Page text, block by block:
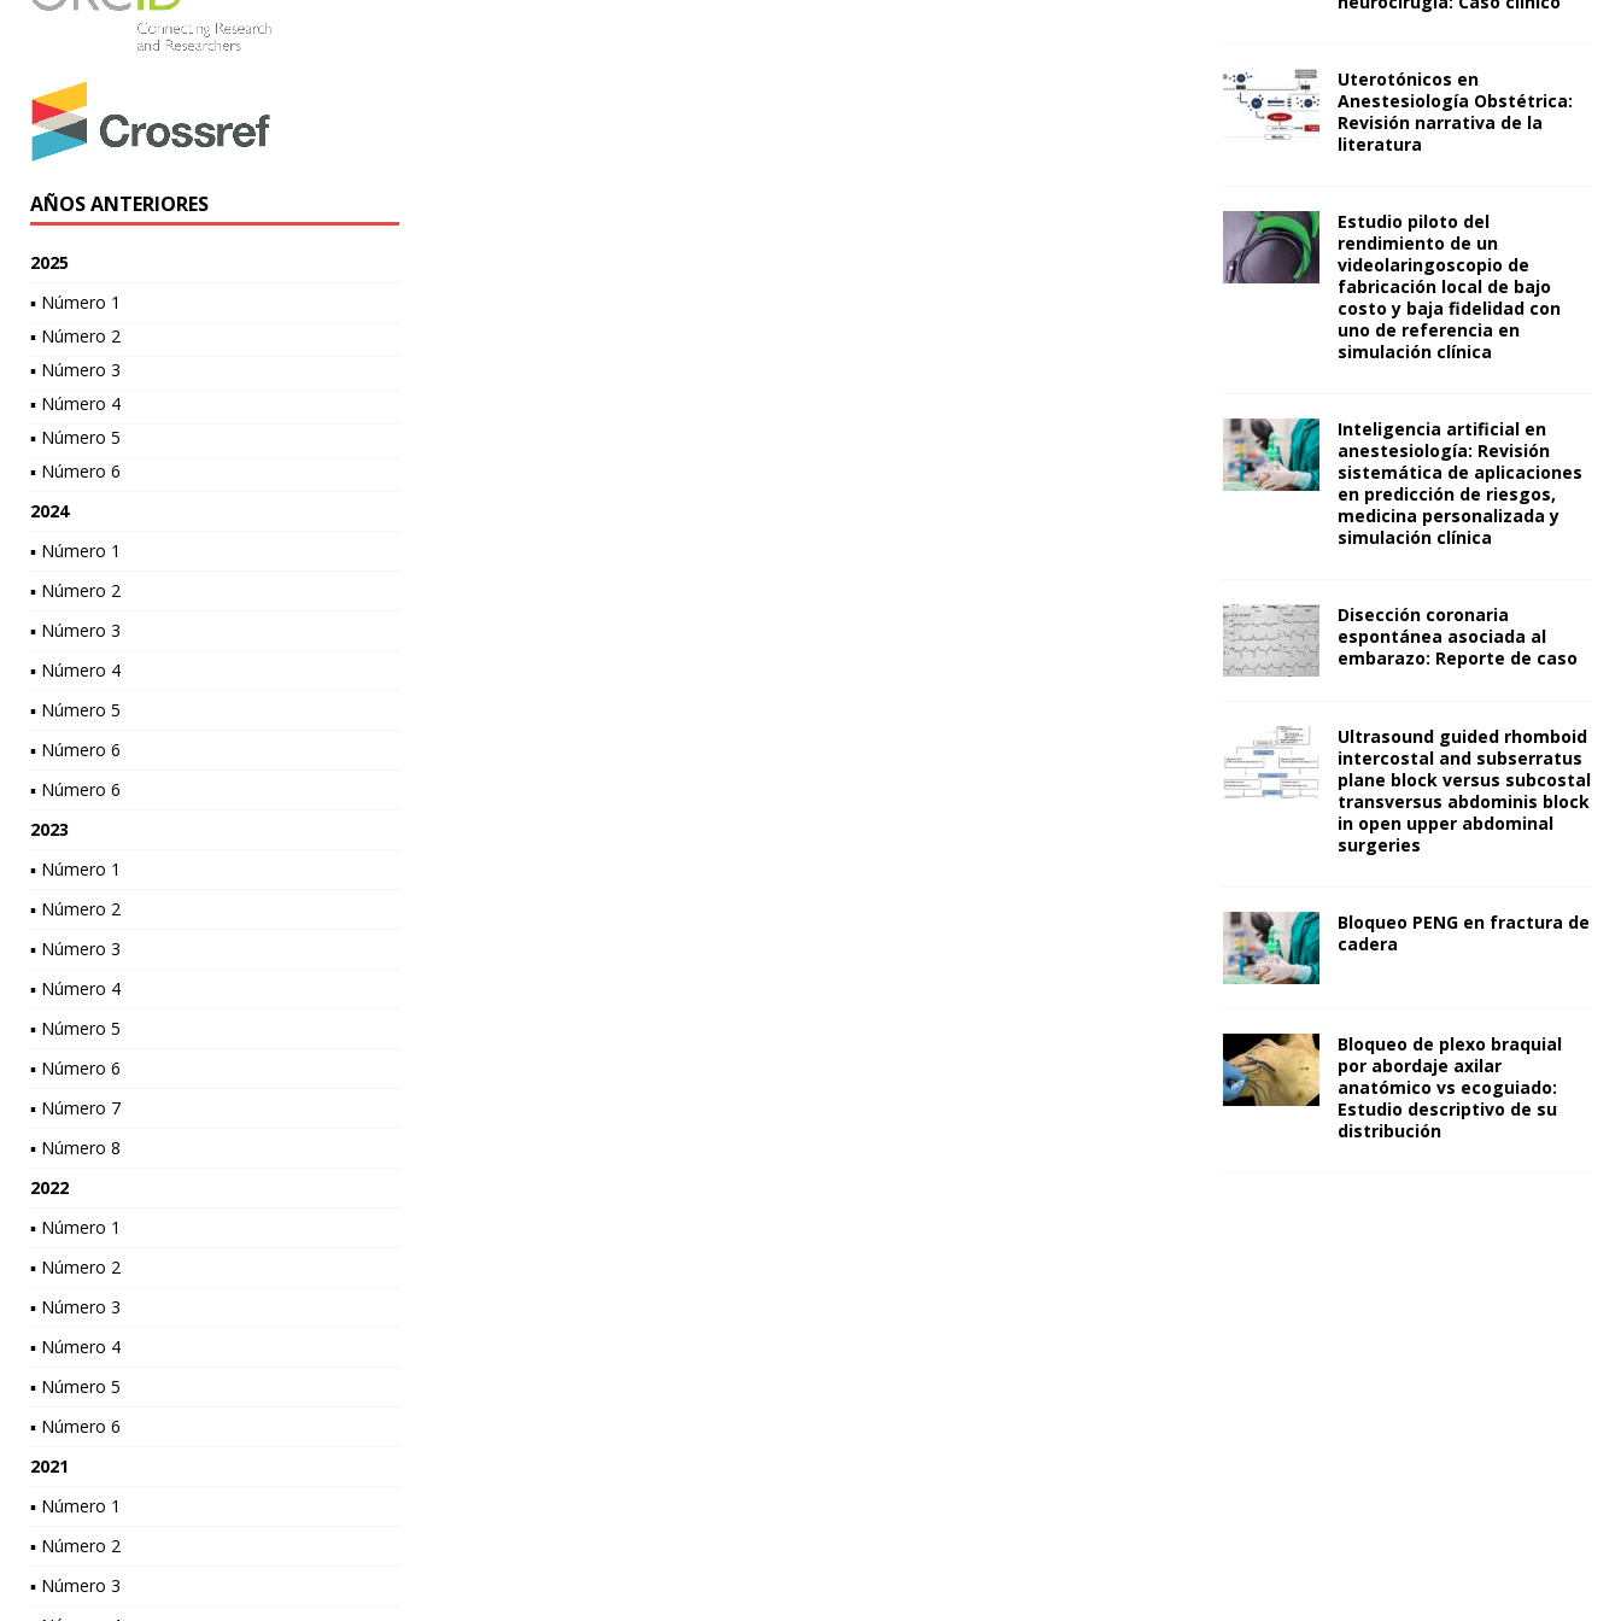
AÑOS ANTERIORES
2025
▪ Número 1
▪ Número 2
▪ Número 3
▪ Número 4
▪ Número 5
▪ Número 6
2024
▪ Número 1
▪ Número 2
▪ Número 3
▪ Número 4
▪ Número 5
▪ Número 6
▪ Número 6
2023
▪ Número 1
▪ Número 2
▪ Número 3
▪ Número 4
▪ Número 5
▪ Número 6
▪ Número 7
▪ Número 8
2022
▪ Número 1
▪ Número 2
▪ Número 3
▪ Número 4
▪ Número 5
▪ Número 6
2021
▪ Número 1
▪ Número 2
▪ Número 3
Uterotónicos en
Anestesiología Obstétrica:
Revisión narrativa de la
literatura
Estudio piloto del
rendimiento de un
videolaringoscopio de
fabricación local de bajo
costo y baja fidelidad con
uno de referencia en
simulación clínica
Inteligencia artificial en
anestesiología: Revisión
sistemática de aplicaciones
en predicción de riesgos,
medicina personalizada y
simulación clínica
Disección coronaria
espontánea asociada al
embarazo: Reporte de caso
Ultrasound guided rhomboid
intercostal and subserratus
plane block versus subcostal
transversus abdominis block
in open upper abdominal
surgeries
Bloqueo PENG en fractura de
cadera
Bloqueo de plexo braquial
por abordaje axilar
anatómico vs ecoguiado:
Estudio descriptivo de su
distribución